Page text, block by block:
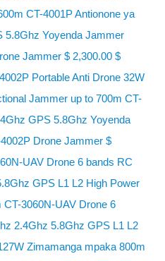
CT-4001P Antionone ya
5.8Ghz Yoyenda Jammer
Jammer $ 2,300.00 $
Portable Anti Drone 32W
Jammer up to 700m CT-
GPS 5.8Ghz Yoyenda
Drone Jammer $
UAV Drone 6 bands RC
GPS L1 L2 High Power
3060N-UAV Drone 6
2.4Ghz 5.8Ghz GPS L1 L2
Zimamanga mpaka 800m